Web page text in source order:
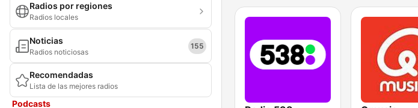
Radios por regiones
Radios locales
Noticias
Radios noticiosas
155
Recomendadas
Lista de las mejores radios
Podcasts